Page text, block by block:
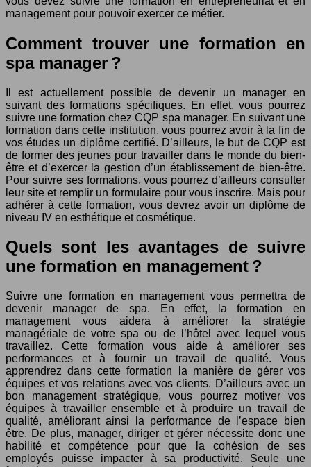
management pour pouvoir exercer ce métier.
Comment trouver une formation en
spa manager ?
Il est actuellement possible de devenir un manager en
suivant des formations spécifiques. En effet, vous pourrez
suivre une formation chez CQP spa manager. En suivant une
formation dans cette institution, vous pourrez avoir à la fin de
vos études un diplôme certifié. D’ailleurs, le but de CQP est
de former des jeunes pour travailler dans le monde du bien-
être et d’exercer la gestion d’un établissement de bien-être.
Pour suivre ses formations, vous pourrez d’ailleurs consulter
leur site et remplir un formulaire pour vous inscrire. Mais pour
adhérer à cette formation, vous devrez avoir un diplôme de
niveau IV en esthétique et cosmétique.
Quels sont les avantages de suivre
une formation en management ?
Suivre une formation en management vous permettra de
devenir manager de spa. En effet, la formation en
management vous aidera à améliorer la stratégie
managériale de votre spa ou de l’hôtel avec lequel vous
travaillez. Cette formation vous aide à améliorer ses
performances et à fournir un travail de qualité. Vous
apprendrez dans cette formation la manière de gérer vos
équipes et vos relations avec vos clients. D’ailleurs avec un
bon management stratégique, vous pourrez motiver vos
équipes à travailler ensemble et à produire un travail de
qualité, améliorant ainsi la performance de l’espace bien
être. De plus, manager, diriger et gérer nécessite donc une
habilité et compétence pour que la cohésion de ses
employés puisse impacter à sa productivité. Seule une